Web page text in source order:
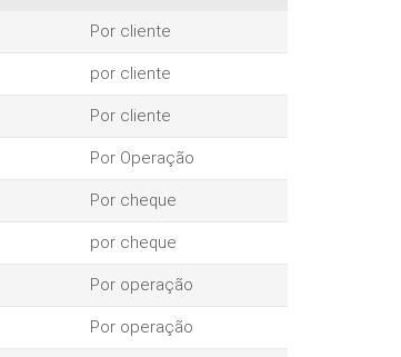
Por cliente
por cliente
Por cliente
Por Operação
Por cheque
por cheque
Por operação
Por operação